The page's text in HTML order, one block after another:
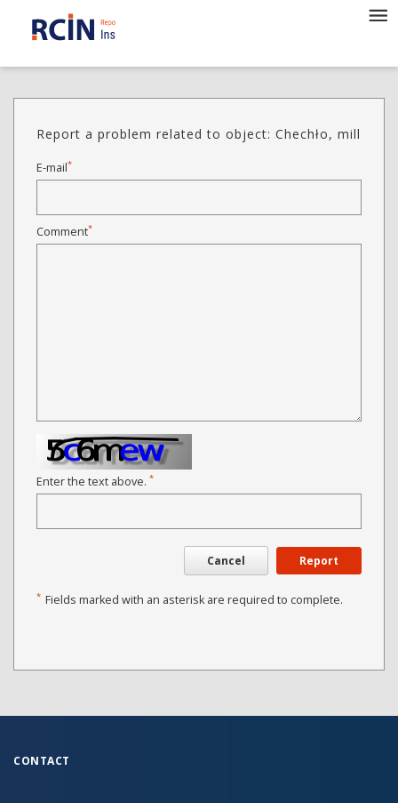
Report a problem related to object: Chechło, mill
E-mail*
Comment*
Enter the text above. *
Cancel Report
* Fields marked with an asterisk are required to complete.
CONTACT